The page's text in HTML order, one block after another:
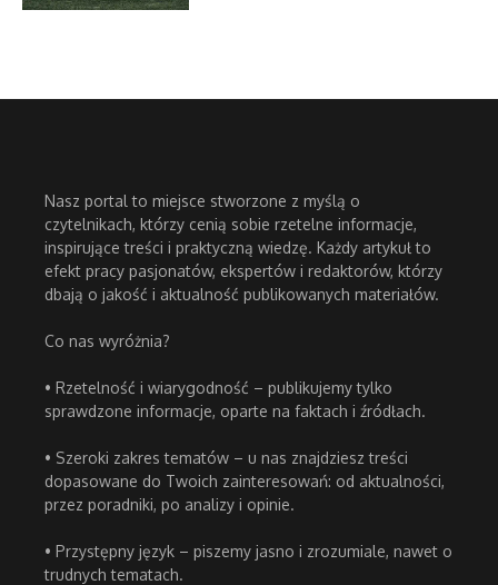
Nasz portal to miejsce stworzone z myślą o
czytelnikach, którzy cenią sobie rzetelne informacje,
inspirujące treści i praktyczną wiedzę. Każdy artykuł to
efekt pracy pasjonatów, ekspertów i redaktorów, którzy
dbają o jakość i aktualność publikowanych materiałów.
Co nas wyróżnia?
• Rzetelność i wiarygodność – publikujemy tylko
sprawdzone informacje, oparte na faktach i źródłach.
• Szeroki zakres tematów – u nas znajdziesz treści
dopasowane do Twoich zainteresowań: od aktualności,
przez poradniki, po analizy i opinie.
• Przystępny język – piszemy jasno i zrozumiale, nawet o
trudnych tematach.